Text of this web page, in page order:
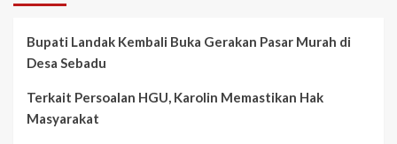
Bupati Landak Kembali Buka Gerakan Pasar Murah di
Desa Sebadu
Terkait Persoalan HGU, Karolin Memastikan Hak
Masyarakat